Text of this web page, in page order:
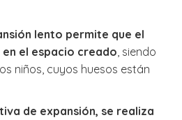
lento permite que el
el espacio creado , siendo
niños, cuyos huesos están
de expansión, se realiza